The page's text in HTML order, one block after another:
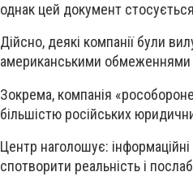
однак цей документ
Дійсно, деякі компанії були
американськими обмеженнями
Зокрема, компанія
більшістю російських
Центр наголошує:
спотворити реальність і